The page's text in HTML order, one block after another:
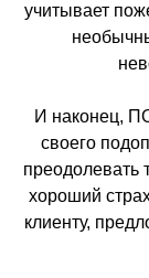
учитывает
И наконец,
своего
преодолевать
хороший
клиенту,